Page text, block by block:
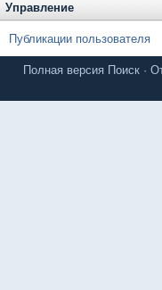
Управление
Публикации пользователя
Полная версия Поиск ·